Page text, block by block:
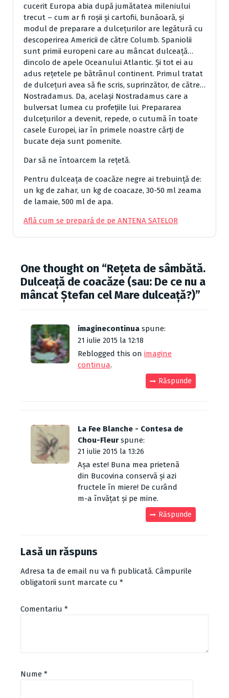
cucerit Europa abia după jumătatea mileniului
trecut – cum ar fi roșii și cartofii, bunăoară, și
modul de preparare a dulcețurilor are legătură cu
descoperirea Americii de către Columb. Spaniolii
sunt primii europeni care au mâncat dulceață…
dincolo de apele Oceanului Atlantic. Și tot ei au
adus rețetele pe bătrânul continent. Primul tratat
de dulcețuri avea să fie scris, suprinzător, de către…
Nostradamus. Da, același Nostradamus care a
bulversat lumea cu profețiile lui. Prepararea
dulcețurilor a devenit, repede, o cutumă în toate
casele Europei, iar în primele noastre cărți de
bucate deja sunt pomenite.
Dar să ne întoarcem la rețetă.
Pentru dulceața de coacăze negre ai trebuință de:
un kg de zahar, un kg de coacaze, 30-50 ml zeama
de lamaie, 500 ml de apa.
Află cum se prepară de pe ANTENA SATELOR
One thought on “Rețeta de sâmbătă.
Dulceață de coacăze (sau: De ce nu a
mâncat Ștefan cel Mare dulceață?)”
imaginecontinua spune:
21 iulie 2015 la 12:18
Reblogged this on imagine
continua.
Răspunde
La Fee Blanche - Contesa de
Chou-Fleur spune:
21 iulie 2015 la 13:26
Așa este! Buna mea prietenă
din Bucovina conservă și azi
fructele în miere! De curând
m-a învățat și pe mine.
Răspunde
Lasă un răspuns
Adresa ta de email nu va fi publicată. Câmpurile
obligatorii sunt marcate cu *
Comentariu *
Nume *